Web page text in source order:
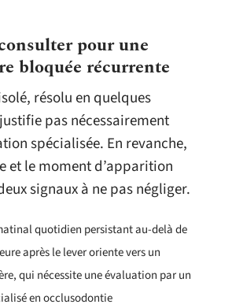
pour une
bloquée récurrente
résolu en quelques
pas nécessairement
spécialisée. En revanche,
et le moment d’apparition
signaux à ne pas négliger.
quotidien persistant au-delà de
après le lever oriente vers un
qui nécessite une évaluation par un
en occlusodontie